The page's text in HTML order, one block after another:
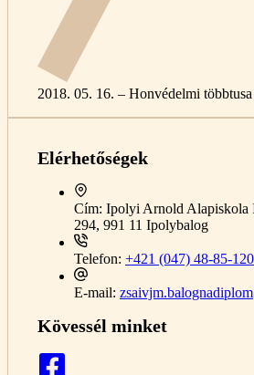
2018. 05. 16. – Honvédelmi
Elérhetőségek
Cím: Ipolyi Arnold Alapiskola
294, 991 11 Ipolybalog
Telefon: +421 (047) 48-85-120
E-mail:
Kövessél minket